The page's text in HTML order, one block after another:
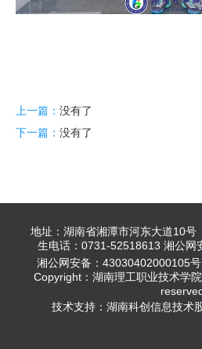
上一篇： 没有了
下一篇： 没有了
地址：湖南省湘潭市河东大道10
生电话：0731-52518613 湘公网
湘公网安备：43030402000105
Copyright：湖南理工职业技术学
技术支持：湖南科创信息技术